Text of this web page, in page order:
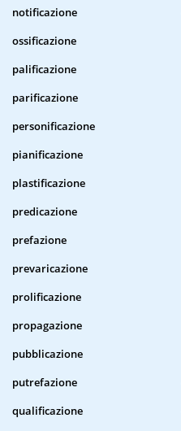
notificazione
ossificazione
palificazione
parificazione
personificazione
pianificazione
plastificazione
predicazione
prefazione
prevaricazione
prolificazione
propagazione
pubblicazione
putrefazione
qualificazione